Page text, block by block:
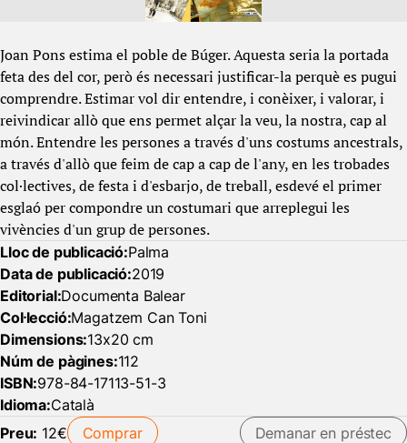
Joan Pons estima el poble de Búger. Aquesta seria la portada
feta des del cor, però és necessari justificar-la perquè es pugui
comprendre. Estimar vol dir entendre, i conèixer, i valorar, i
reivindicar allò que ens permet alçar la veu, la nostra, cap al
món. Entendre les persones a través d'uns costums ancestrals,
a través d'allò que feim de cap a cap de l'any, en les trobades
col·lectives, de festa i d'esbarjo, de treball, esdevé el primer
esglaó per compondre un costumari que arreplegui les
vivències d'un grup de persones.
Lloc de publicació:Palma
Data de publicació:2019
Editorial:Documenta Balear
Col·lecció:Magatzem Can Toni
Dimensions:13x20 cm
Núm de pàgines:112
ISBN:978-84-17113-51-3
Idioma:Català
Preu: 12€ Comprar Demanar en préstec